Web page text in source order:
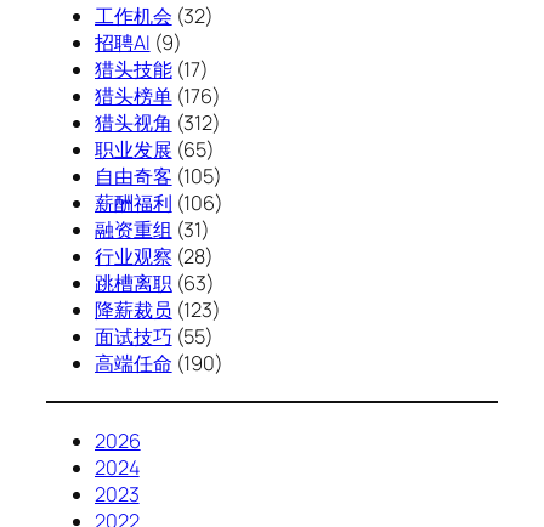
工作机会 (32)
招聘AI (9)
猎头技能(17)
猎头榜单(176)
猎头视角 (312)
职业发展 (65)
自由奇客 (105)
薪酬福利 (106)
融资重组 (31)
行业观察 (28)
跳槽离职(63)
降薪裁员 (123)
面试技巧 (55)
高端任命 (190)
2026
2024
2023
2022